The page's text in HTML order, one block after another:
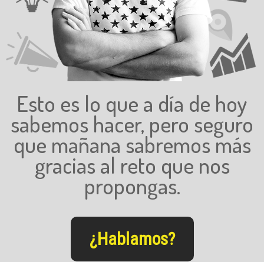
Esto es lo que a día de hoy
sabemos hacer, pero seguro
que mañana sabremos más
gracias al reto que nos
propongas.
¿Hablamos?